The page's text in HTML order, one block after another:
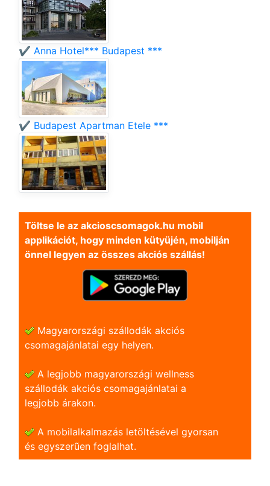
✔️ Anna Hotel*** Budapest ***
✔️ Budapest Apartman Etele ***
Töltse le az akcioscsomagok.hu mobil
applikációt, hogy minden kütyüjén, mobilján
önnel legyen az összes akciós szállás!
Magyarországi szállodák akciós
csomagajánlatai egy helyen.
A legjobb magyarországi wellness
szállodák akciós csomagajánlatai a
legjobb árakon.
A mobilalkalmazás letöltésével gyorsan
és egyszerũen foglalhat.